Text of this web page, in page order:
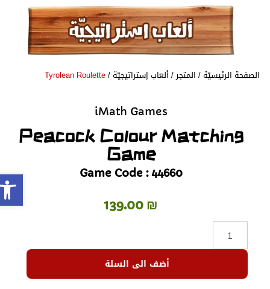
الصفحة الرئيسيّة/ المتجر/ألعاب إستراتيجيّة/
Tyrolean Roulette
iMath Games
Peacock Colour Matching
Game
Game Code : 44660
139.00₪
أضف الى السلة